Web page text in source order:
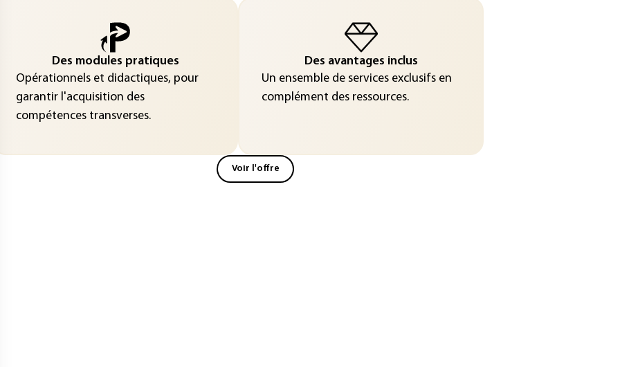
Des modules pratiques
Opérationnels et didactiques, pour
garantir l'acquisition des
compétences transverses.
Des avantages inclus
Un ensemble de services exclusifs en
complément des ressources.
Voir l'offre